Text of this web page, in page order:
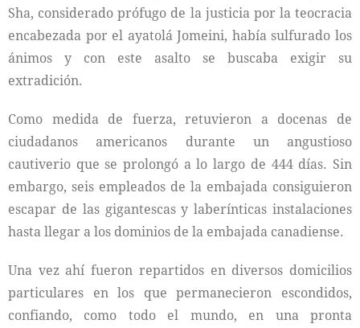
Sha, considerado prófugo de la justicia por la teocracia
encabezada por el ayatolá Jomeini, había sulfurado los
ánimos y con este asalto se buscaba exigir su
extradición.
Como medida de fuerza, retuvieron a docenas de
ciudadanos americanos durante un angustioso
cautiverio que se prolongó a lo largo de 444 días. Sin
embargo, seis empleados de la embajada consiguieron
escapar de las gigantescas y laberínticas instalaciones
hasta llegar a los dominios de la embajada canadiense.
Una vez ahí fueron repartidos en diversos domicilios
particulares en los que permanecieron escondidos,
confiando, como todo el mundo, en una pronta